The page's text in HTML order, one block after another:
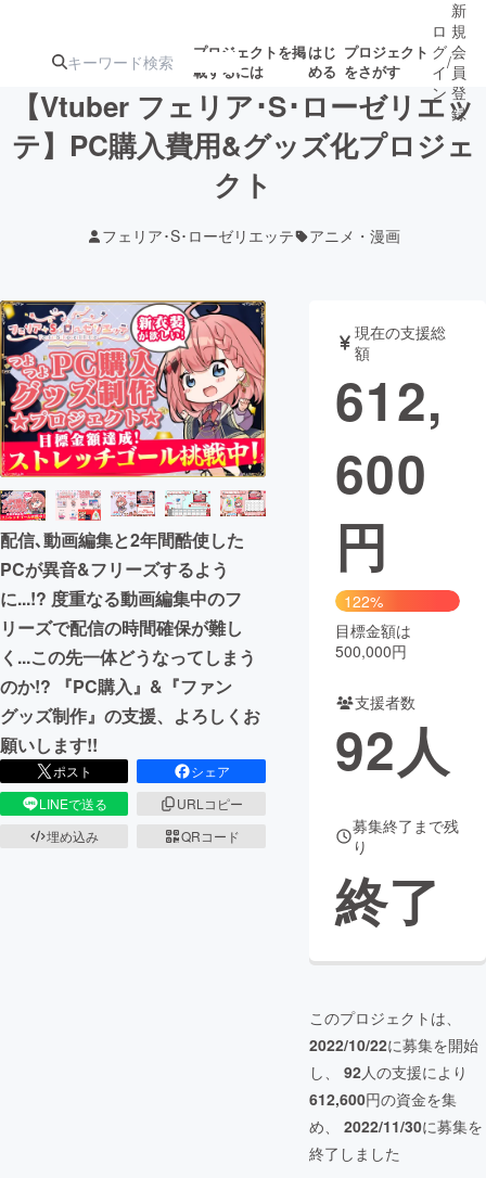
プロジェクトを掲
載するには
はじ
める
プロジェクト
をさがす
注目の新着プロ募集終了が近いプ
テクノロジー・ガジェット
映像・映画 書籍・雑誌
ビジネス・起業 チャレンジ
まちづくり・地域活性化
CAMPFIRE for Social Good
CAMPFIRE Creation
CAMPFIREふるさと納税
コミュニティ
ロ
グ
イ
ン
/
新
規
会
員
登
録
【Vtuber フェリア･S･ローゼリエッ
テ】PC購入費用&グッズ化プロジェ
クト
フェリア･S･ローゼリエッテ アニメ・漫画
配信､動画編集と2年間酷使した
PCが異音&フリーズするよう
に...!? 度重なる動画編集中のフ
リーズで配信の時間確保が難し
く...この先一体どうなってしまう
のか!? 『PC購入』&『ファン
グッズ制作』の支援、よろしくお
願いします!!
ポスト
シェア
LINEで送る
URLコピー
埋め込み
QRコード
現在の支援総
額
612,
600
円
122%
目標金額は
500,000円
支援者数
92人
募集終了まで残
り
終了
このプロジェクトは、
2022/10/22に募集を開始
し、 92人の支援により
612,600円の資金を集
め、 2022/11/30に募集を
終了しました